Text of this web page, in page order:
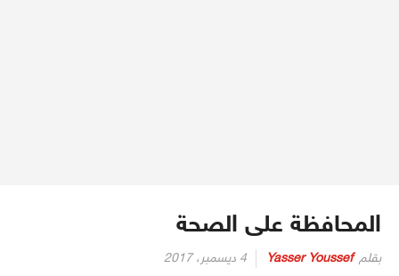
المحافظة على الصحة
بقلم Yasser Youssef 4 ديسمبر، 2017